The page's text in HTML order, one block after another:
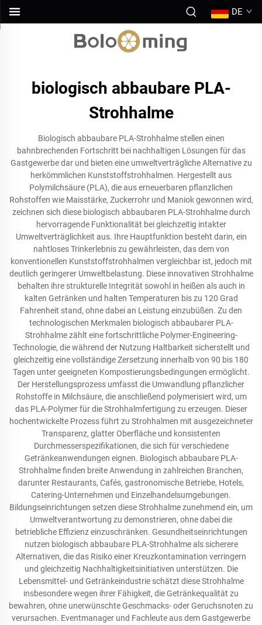
DE
biologisch abbaubare PLA-
Strohhalme
Biologisch abbaubare PLA-Strohhalme stellen einen
bahnbrechenden Fortschritt bei nachhaltigen Lösungen für das
Gastgewerbe dar und bieten eine umweltverträgliche Alternative zu
herkömmlichen Kunststoffstrohhalmen. Hergestellt aus
Polymilchsäure (PLA), die aus erneuerbaren pflanzlichen
Rohstoffen wie Maisstärke, Zuckerrohr und Maniok gewonnen wird,
zeichnen sich diese biologisch abbaubaren PLA-Strohhalme durch
hervorragende Funktionalität bei gleichzeitig intakter
Umweltverträglichkeit aus. Ihre Hauptfunktion besteht darin, ein
nahtloses Trinkerlebnis zu gewährleisten, das dem von
konventionellen Kunststoffstrohhalmen vergleichbar ist, jedoch mit
deutlich geringerer Umweltbelastung. Diese innovativen Strohhalme
behalten ihre strukturelle Integrität sowohl in heißen als auch in
kalten Getränken und halten Temperaturen bis zu 120 Grad
Fahrenheit stand, ohne dabei an Leistung einzubüßen. Zu den
technologischen Merkmalen biologisch abbaubarer PLA-
Strohhalme zählt eine fortschrittliche Polymer-Engineering-
Technologie, die während der Nutzung Haltbarkeit sicherstellt und
gleichzeitig eine vollständige Zersetzung innerhalb von 90 bis 180
Tagen unter geeigneten Kompostierungsbedingungen ermöglicht.
Der Herstellungsprozess umfasst die Umwandlung pflanzlicher
Rohstoffe in Milchsäure, die anschließend polymerisiert wird, um
das PLA-Polymer für die Strohhalmfertigung zu erzeugen. Dieser
hochentwickelte Prozess führt zu Strohhalmen mit ausgezeichneter
Transparenz, glatter Oberfläche und konsistenten
Durchmesserspezifikationen, die sich für verschiedene
Getränkeanwendungen eignen. Biologisch abbaubare PLA-
Strohhalme finden breite Anwendung in zahlreichen Branchen,
darunter Restaurants, Cafés, gastronomische Betriebe, Hotels,
Catering-Unternehmen und Einzelhandelsumgebungen.
Bildungseinrichtungen setzen diese Strohhalme zunehmend ein, um
Umweltverantwortung zu demonstrieren, ohne dabei die
betriebliche Effizienz einzuschränken. Gesundheitseinrichtungen
nutzen biologisch abbaubare PLA-Strohhalme als sicherere
Alternativen, die das Risiko einer Kreuzkontamination verringern
und gleichzeitig Nachhaltigkeitsinitiativen unterstützen. Die
Lebensmittel- und Getränkeindustrie schätzt diese Strohhalme
insbesondere wegen ihrer Fähigkeit, die Getränkequalität zu
bewahren, ohne unerwünschte Geschmacks- oder Geruchsnoten zu
verursachen. Eventmanager und Fachleute aus dem Gastgewerbe